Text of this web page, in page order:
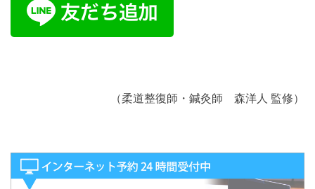
（柔道整復師・鍼灸師 森洋人 監修）